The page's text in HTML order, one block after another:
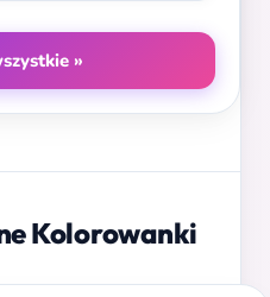
»
Kolorowanki